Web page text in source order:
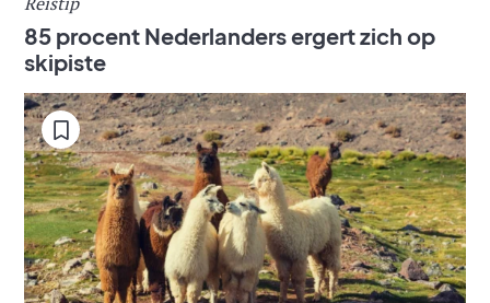
85 procent Nederlanders ergert zich op
skipiste